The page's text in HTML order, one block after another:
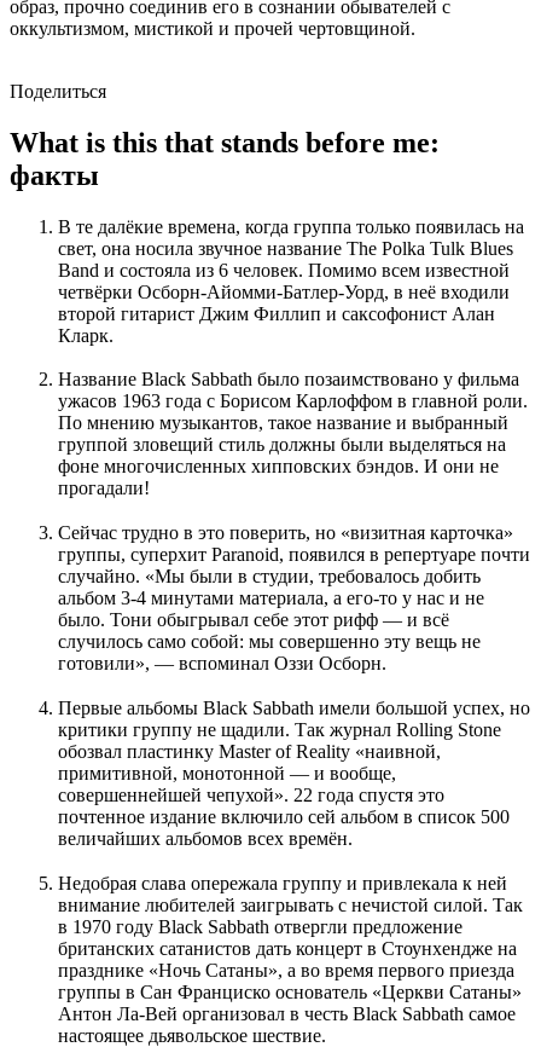
образ, прочно соединив его в сознании обывателей с
оккультизмом, мистикой и прочей чертовщиной.
Поделиться
What is this that stands before me:
факты
В те далёкие времена, когда группа только появилась на
свет, она носила звучное название The Polka Tulk Blues
Band и состояла из 6 человек. Помимо всем известной
четвёрки Осборн-Айомми-Батлер-Уорд, в неё входили
второй гитарист Джим Филлип и саксофонист Алан
Кларк.
Название Black Sabbath было позаимствовано у фильма
ужасов 1963 года с Борисом Карлоффом в главной роли.
По мнению музыкантов, такое название и выбранный
группой зловещий стиль должны были выделяться на
фоне многочисленных хипповских бэндов. И они не
прогадали!
Сейчас трудно в это поверить, но «визитная карточка»
группы, суперхит Paranoid, появился в репертуаре почти
случайно. «Мы были в студии, требовалось добить
альбом 3-4 минутами материала, а его-то у нас и не
было. Тони обыгрывал себе этот рифф — и всё
случилось само собой: мы совершенно эту вещь не
готовили», — вспоминал Оззи Осборн.
Первые альбомы Black Sabbath имели большой успех, но
критики группу не щадили. Так журнал Rolling Stone
обозвал пластинку Master of Reality «наивной,
примитивной, монотонной — и вообще,
совершеннейшей чепухой». 22 года спустя это
почтенное издание включило сей альбом в список 500
величайших альбомов всех времён.
Недобрая слава опережала группу и привлекала к ней
внимание любителей заигрывать с нечистой силой. Так
в 1970 году Black Sabbath отвергли предложение
британских сатанистов дать концерт в Стоунхендже на
празднике «Ночь Сатаны», а во время первого приезда
группы в Сан Франциско основатель «Церкви Сатаны»
Антон Ла-Вей организовал в честь Black Sabbath самое
настоящее дьявольское шествие.